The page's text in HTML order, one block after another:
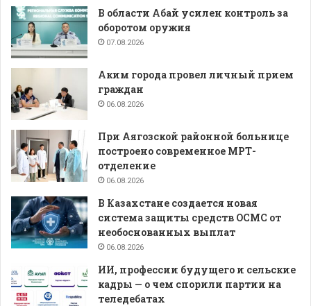
В области Абай усилен контроль за
оборотом оружия
07.08.2026
Аким города провел личный прием
граждан
06.08.2026
При Аягозской районной больнице
построено современное МРТ-
отделение
06.08.2026
В Казахстане создается новая
система защиты средств ОСМС от
необоснованных выплат
06.08.2026
ИИ, профессии будущего и сельские
кадры — о чем спорили партии на
теледебатах